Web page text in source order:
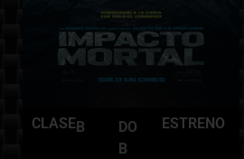
CLASEB
DO
B
ESTRENO